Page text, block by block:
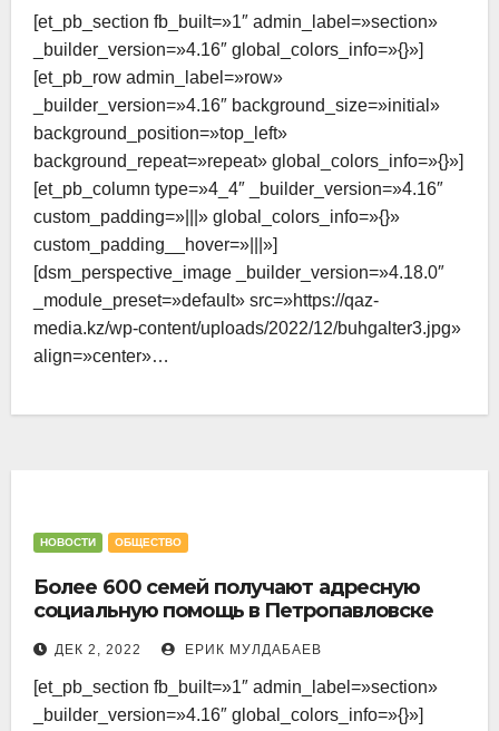
[et_pb_section fb_built=»1″ admin_label=»section»
_builder_version=»4.16″ global_colors_info=»{}»]
[et_pb_row admin_label=»row»
_builder_version=»4.16″ background_size=»initial»
background_position=»top_left»
background_repeat=»repeat» global_colors_info=»{}»]
[et_pb_column type=»4_4″ _builder_version=»4.16″
custom_padding=»|||» global_colors_info=»{}»
custom_padding__hover=»|||»]
[dsm_perspective_image _builder_version=»4.18.0″
_module_preset=»default» src=»https://qaz-
media.kz/wp-content/uploads/2022/12/buhgalter3.jpg»
align=»center»…
НОВОСТИ ОБЩЕСТВО
Более 600 семей получают адресную
социальную помощь в Петропавловске
ДЕК 2, 2022 ЕРИК МУЛДАБАЕВ
[et_pb_section fb_built=»1″ admin_label=»section»
_builder_version=»4.16″ global_colors_info=»{}»]